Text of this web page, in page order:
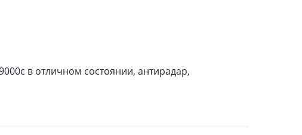
в отличном состоянии, антирадар,